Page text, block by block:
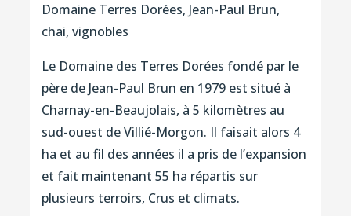
Domaine Terres Dorées, Jean-Paul Brun,
chai, vignobles
Le Domaine des Terres Dorées fondé par le
père de Jean-Paul Brun en 1979 est situé à
Charnay-en-Beaujolais, à 5 kilomètres au
sud-ouest de Villié-Morgon. Il faisait alors 4
ha et au fil des années il a pris de l’expansion
et fait maintenant 55 ha répartis sur
plusieurs terroirs, Crus et climats.